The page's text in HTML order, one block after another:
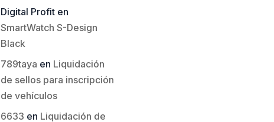
Digital Profiten
SmartWatch S-Design
Black
789taya en Liquidación
de sellos para inscripción
de vehículos
6633 en Liquidación de